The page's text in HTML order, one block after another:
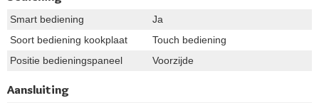
Smart bediening
Ja
Soort bediening kookplaat
Touch bediening
Positie bedieningspaneel
Voorzijde
Aansluiting